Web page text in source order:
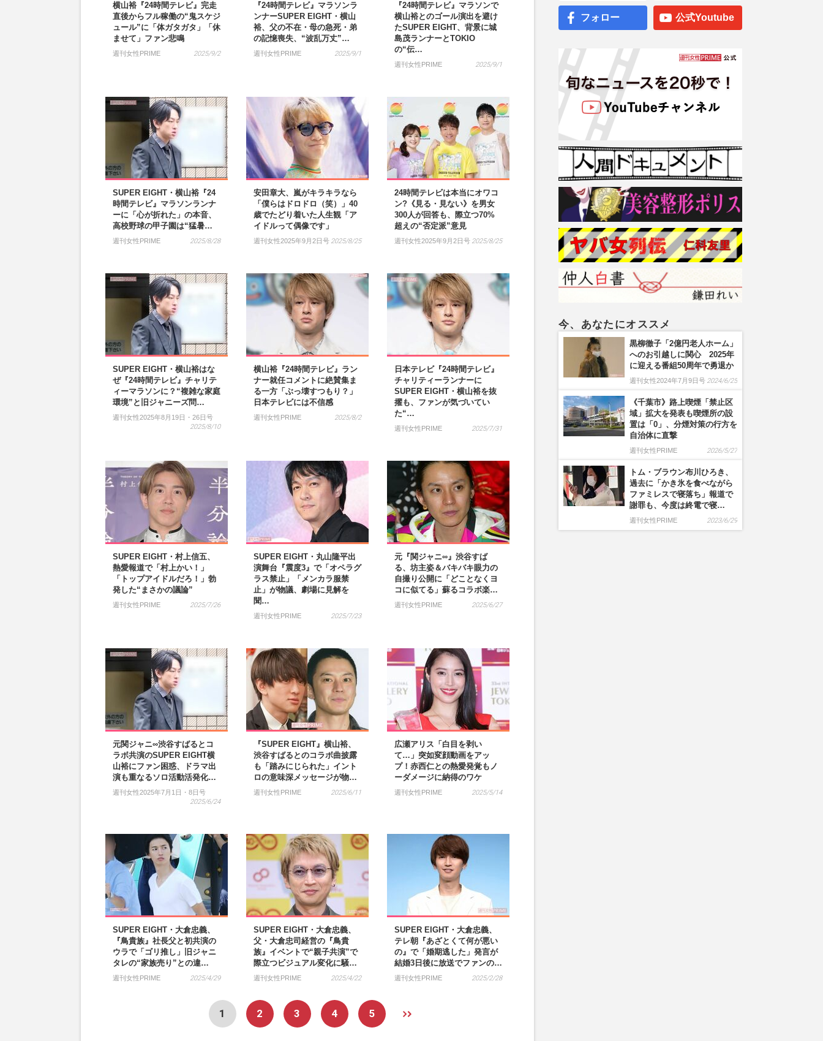
横山裕『24時間テレビ』完走
直後からフル稼働の“鬼スケジ
ュール”に「体ガタガタ」「休
ませて」ファン悲鳴
週刊女性PRIME 2025/9/2
『24時間テレビ』マラソンラ
ンナーSUPER EIGHT・横山
裕、父の不在・母の急死・弟
の記憶喪失、“波乱万丈”…
週刊女性PRIME 2025/9/1
『24時間テレビ』マラソンで
横山裕とのゴール演出を避け
たSUPER EIGHT、背景に城
島茂ランナーとTOKIO
の“伝…
週刊女性PRIME 2025/9/1
SUPER EIGHT・横山裕『24
時間テレビ』マラソンランナ
ーに「心が折れた」の本音、
高校野球の甲子園は“猛暑…
週刊女性PRIME 2025/8/28
安田章大、嵐がキラキラなら
「僕らはドロドロ（笑）」40
歳でたどり着いた人生観「ア
イドルって偶像です」
週刊女性2025年9月2日号 2025/8/25
24時間テレビは本当にオワコ
ン?《見る・見ない》を男女
300人が回答も、際立つ70%
超えの“否定派”意見
週刊女性2025年9月2日号 2025/8/25
SUPER EIGHT・横山裕はな
ぜ『24時間テレビ』チャリテ
ィーマラソンに？“複雑な家庭
環境”と旧ジャニーズ問…
週刊女性2025年8月19日・26日号
2025/8/10
横山裕『24時間テレビ』ラン
ナー就任コメントに絶賛集ま
る一方「ぶっ壊すつもり？」
日本テレビには不信感
週刊女性PRIME 2025/8/2
日本テレビ『24時間テレビ』
チャリティーランナーに
SUPER EIGHT・横山裕を抜
擢も、ファンが気づいてい
た“…
週刊女性PRIME 2025/7/31
SUPER EIGHT・村上信五、
熱愛報道で「村上かい！」
「トップアイドルだろ！」勃
発した“まさかの議論”
週刊女性PRIME 2025/7/26
SUPER EIGHT・丸山隆平出
演舞台『震度3』で「オペラグ
ラス禁止」「メンカラ服禁
止」が物議、劇場に見解を
聞…
週刊女性PRIME 2025/7/23
元『関ジャニ∞』渋谷すば
る、坊主姿＆バキバキ眼力の
自撮り公開に「どことなくヨ
コに似てる」蘇るコラボ楽…
週刊女性PRIME 2025/6/27
元関ジャニ∞渋谷すばるとコ
ラボ共演のSUPER EIGHT横
山裕にファン困惑、ドラマ出
演も重なるソロ活動活発化…
週刊女性2025年7月1日・8日号
2025/6/24
『SUPER EIGHT』横山裕、
渋谷すばるとのコラボ曲披露
も「踏みにじられた」イント
ロの意味深メッセージが物…
週刊女性PRIME 2025/6/11
広瀬アリス「白目を剥い
て…」突如変顔動画をアッ
プ！赤西仁との熱愛発覚もノ
ーダメージに納得のワケ
週刊女性PRIME 2025/5/14
SUPER EIGHT・大倉忠義、
『鳥貴族』社長父と初共演の
ウラで「ゴリ推し」旧ジャニ
タレの“家族売り”との違…
週刊女性PRIME 2025/4/29
SUPER EIGHT・大倉忠義、
父・大倉忠司経営の『鳥貴
族』イベントで“親子共演”で
際立つビジュアル変化に騒…
週刊女性PRIME 2025/4/22
SUPER EIGHT・大倉忠義、
テレ朝『あざとくて何が悪い
の』で「婚期逃した」発言が
結婚3日後に放送でファンの…
週刊女性PRIME 2025/2/28
1 2 3 4 5
大盛り”写真が話題に「出会
えたらラッキー」広報が明
かした“幻サービス”『得々
専門医が厳選した「がんに
ル秘テクニック、1日10点
満点の“早見シート”簡単管
も、喫煙所整備は“ノープラ
ン”の現状
『ジャングリア沖縄』開業
から4か月で「もうガラガ
ラ」衝撃の閑散ぶりに集ま
る“納得”コメントの背景事
情
フォロー 公式Youtube
今、あなたにオススメ
黒柳徹子「2億円老人ホーム」
へのお引越しに関心 2025年
に迎える番組50周年で勇退か
週刊女性2024年7月9日号 2024/6/25
《千葉市》路上喫煙「禁止区
域」拡大を発表も喫煙所の設
置は「0」、分煙対策の行方を
自治体に直撃
週刊女性PRIME 2026/5/27
トム・ブラウン布川ひろき、
過去に「かき氷を食べながら
ファミレスで寝落ち」報道で
謝罪も、今度は終電で寝…
週刊女性PRIME 2023/6/29